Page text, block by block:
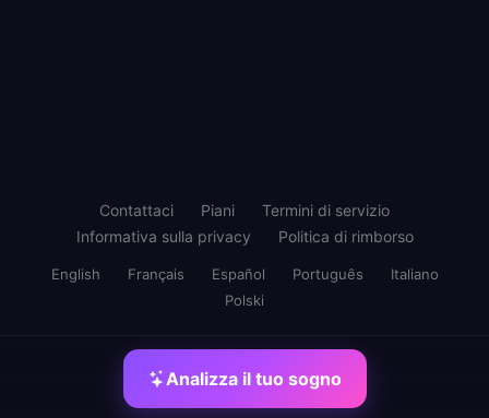
Analizza il tuo sogno
Contattaci Piani
Termini di servizio
Informativa sulla privacy
Politica di rimborso
English Français Español Português
Italiano
Polski